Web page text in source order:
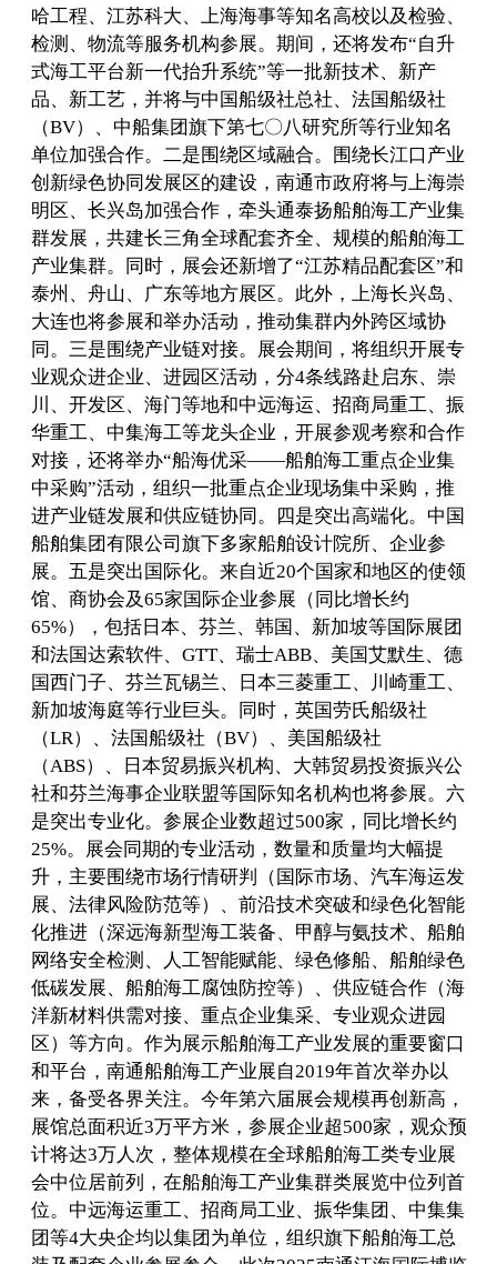
哈工程、江苏科大、上海海事等知名高校以及检验、
检测、物流等服务机构参展。期间，还将发布“自升
式海工平台新一代抬升系统”等一批新技术、新产
品、新工艺，并将与中国船级社总社、法国船级社
（BV）、中船集团旗下第七〇八研究所等行业知名
单位加强合作。二是围绕区域融合。围绕长江口产业
创新绿色协同发展区的建设，南通市政府将与上海崇
明区、长兴岛加强合作，牵头通泰扬船舶海工产业集
群发展，共建长三角全球配套齐全、规模的船舶海工
产业集群。同时，展会还新增了“江苏精品配套区”和
泰州、舟山、广东等地方展区。此外，上海长兴岛、
大连也将参展和举办活动，推动集群内外跨区域协
同。三是围绕产业链对接。展会期间，将组织开展专
业观众进企业、进园区活动，分4条线路赴启东、崇
川、开发区、海门等地和中远海运、招商局重工、振
华重工、中集海工等龙头企业，开展参观考察和合作
对接，还将举办“船海优采——船舶海工重点企业集
中采购”活动，组织一批重点企业现场集中采购，推
进产业链发展和供应链协同。四是突出高端化。中国
船舶集团有限公司旗下多家船舶设计院所、企业参
展。五是突出国际化。来自近20个国家和地区的使领
馆、商协会及65家国际企业参展（同比增长约
65%），包括日本、芬兰、韩国、新加坡等国际展团
和法国达索软件、GTT、瑞士ABB、美国艾默生、德
国西门子、芬兰瓦锡兰、日本三菱重工、川崎重工、
新加坡海庭等行业巨头。同时，英国劳氏船级社
（LR）、法国船级社（BV）、美国船级社
（ABS）、日本贸易振兴机构、大韩贸易投资振兴公
社和芬兰海事企业联盟等国际知名机构也将参展。六
是突出专业化。参展企业数超过500家，同比增长约
25%。展会同期的专业活动，数量和质量均大幅提
升，主要围绕市场行情研判（国际市场、汽车海运发
展、法律风险防范等）、前沿技术突破和绿色化智能
化推进（深远海新型海工装备、甲醇与氨技术、船舶
网络安全检测、人工智能赋能、绿色修船、船舶绿色
低碳发展、船舶海工腐蚀防控等）、供应链合作（海
洋新材料供需对接、重点企业集采、专业观众进园
区）等方向。作为展示船舶海工产业发展的重要窗口
和平台，南通船舶海工产业展自2019年首次举办以
来，备受各界关注。今年第六届展会规模再创新高，
展馆总面积近3万平方米，参展企业超500家，观众预
计将达3万人次，整体规模在全球船舶海工类专业展
会中位居前列，在船舶海工产业集群类展览中位列首
位。中远海运重工、招商局工业、振华集团、中集集
团等4大央企均以集团为单位，组织旗下船舶海工总